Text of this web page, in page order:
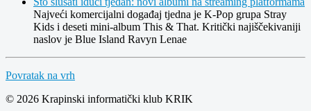
Najveći komercijalni događaj tjedna je K-Pop grupa Stray
Kids i deseti mini-album This & That. Kritički najiščekivaniji
naslov je Blue Island Ravyn Lenae
Povratak na vrh
© 2026 Krapinski informatički klub KRIK